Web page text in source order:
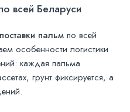
всей Беларуси
пальм по всей
особенности логистики
каждая пальма
грунт фиксируется, а